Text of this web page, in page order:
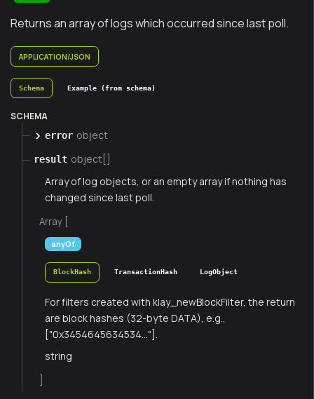
Returns an array of logs which occurred since last poll.
APPLICATION/JSON
Schema Example (from schema)
SCHEMA
error object
result object[]
Array of log objects, or an empty array if nothing has
changed since last poll.
Array [
anyOf
BlockHash TransactionHash LogObject
For filters created with klay_newBlockFilter, the return
are block hashes (32-byte DATA), e.g.,
["0x3454645634534..."].
string